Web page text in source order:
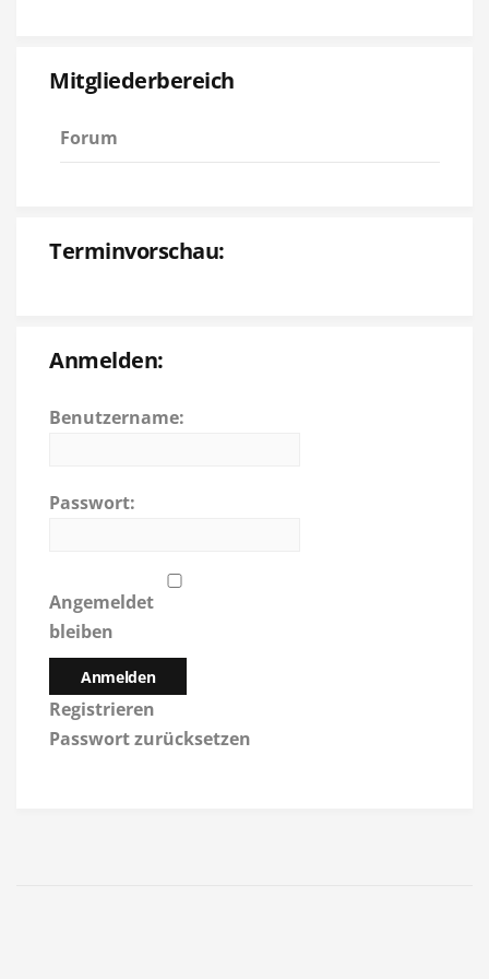
Mitgliederbereich
Forum
Terminvorschau:
Anmelden:
Benutzername:
Passwort:
Angemeldet
bleiben
Anmelden
Registrieren
Passwort zurücksetzen